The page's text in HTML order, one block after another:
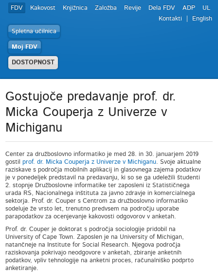
FDV Kakovost Knjižnica Založba Revije Dela FDV ADP
UL
Kontakti
English
Spletna učilnica
Moj FDV
DOSTOPNOST
Gostujoče predavanje prof. dr.
Micka Couperja z Univerze v
Michiganu
Center za družboslovno informatiko je med 28. in 30. januarjem 2019
gostil prof. dr. Micka Couperja z Univerze v Michiganu. Svoje aktualne
raziskave s področja mobilnih aplikacij in glasovnega zajema podatkov
je v ponedeljek predstavil na predavanju, ki so se ga udeležili študenti
2. stopnje Družboslovne informatike ter zaposleni iz Statističnega
urada RS, Nacionalnega inštituta za javno zdravje in komercialnega
sektorja. Prof. dr. Couper s Centrom za družboslovno informatiko
sodeluje že vrsto let, trenutno predvsem na področju uporabe
parapodatkov za ocenjevanje kakovosti odgovorov v anketah.
Prof. dr. Couper je doktorat s področja sociologije pridobil na
University of Cape Town. Zaposlen je na University of Michigan,
natančneje na Institute for Social Research. Njegova področja
raziskovanja pokrivajo neodgovore v anketah, zbiranje anketnih
podatkov, vpliv tehnologije na anketni proces, računalniško podprto
anketiranje.